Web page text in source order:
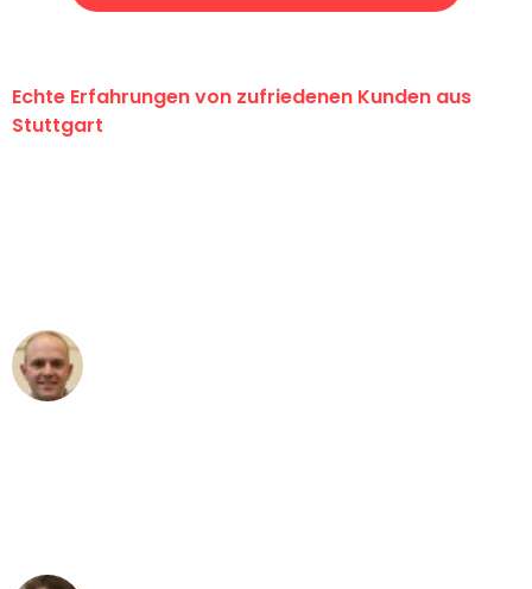
Echte Erfahrungen von zufriedenen Kunden aus
Stuttgart